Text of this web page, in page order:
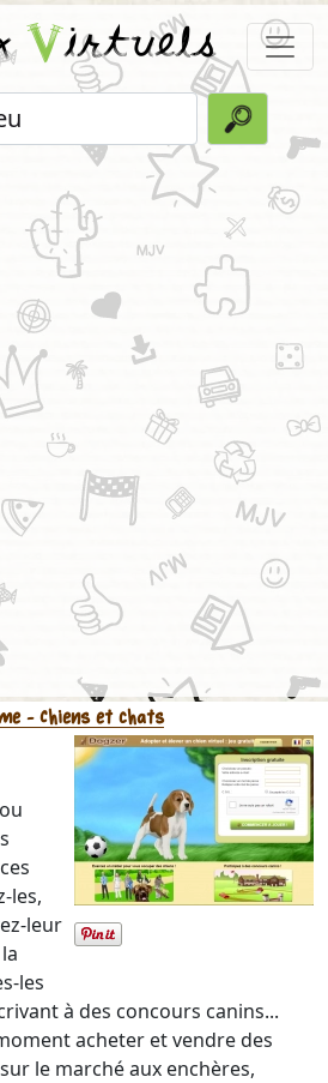
Virtuels
- Chiens et chats
les,
leur
les
à des concours canins...
acheter et vendre des
le marché aux enchères,